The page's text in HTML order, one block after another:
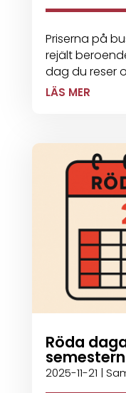
Priserna på
rejält
dag du reser
LÄS MER
Röda
semestern
2025-11-21 |